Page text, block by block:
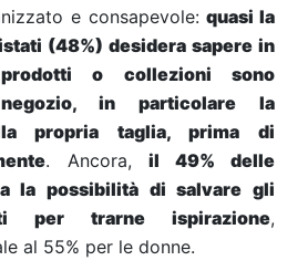
e consapevole: quasi la
(48%) desidera sapere in
o collezioni sono
in particolare la
propria taglia, prima di
. Ancora,
il 49% delle
la possibilità di salvare gli
per trarne ispirazione,
al 55% per le donne.